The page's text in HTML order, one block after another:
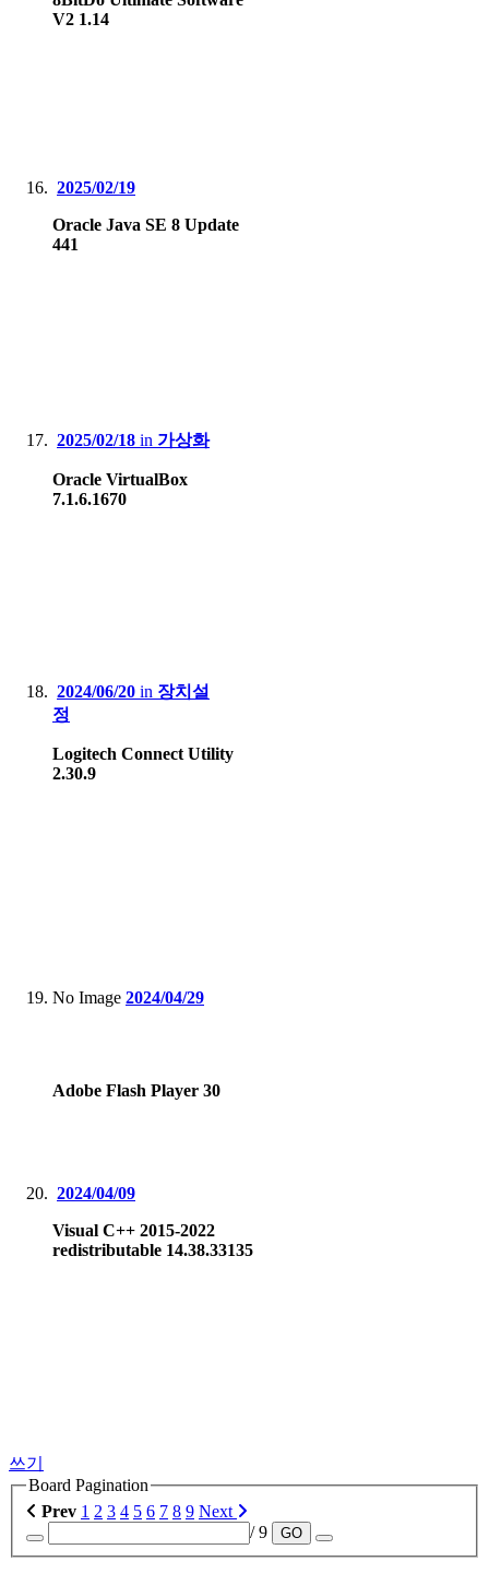
V2 1.14
2025/02/19
Oracle Java SE 8 Update
441
2025/02/18 in 가상화
Oracle VirtualBox
7.1.6.1670
2024/06/20 in 장치설
정
Logitech Connect Utility
2.30.9
No Image 2024/04/29
Adobe Flash Player 30
2024/04/09
Visual C++ 2015-2022
redistributable 14.38.33135
쓰기
Board Pagination
Prev 1 2 3 4 5 6 7 8 9 Next
/ 9
GO